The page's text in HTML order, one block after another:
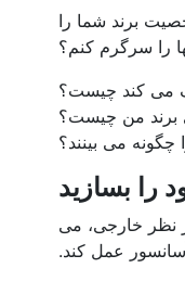
برند شما را
را سرگرم کنم؟
می کند چیست؟
برند من چیست؟
می بینند؟
را بسازید
نظر خارجی، می
عمل کند.